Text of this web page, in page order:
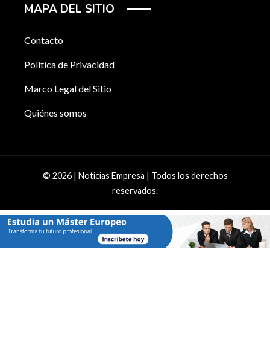
MAPA DEL SITIO
Contacto
Política de Privacidad
Marco Legal del Sitio
Quiénes somos
© 2026 | Noticias Empresa | Todos los derechos
reservados.